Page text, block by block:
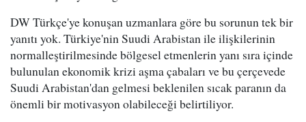
DW Türkçe'ye konuşan uzmanlara göre bu sorunun tek bir
yanıtı yok. Türkiye'nin Suudi Arabistan ile ilişkilerinin
normalleştirilmesinde bölgesel etmenlerin yanı sıra içinde
bulunulan ekonomik krizi aşma çabaları ve bu çerçevede
Suudi Arabistan'dan gelmesi beklenilen sıcak paranın da
önemli bir motivasyon olabileceği belirtiliyor.